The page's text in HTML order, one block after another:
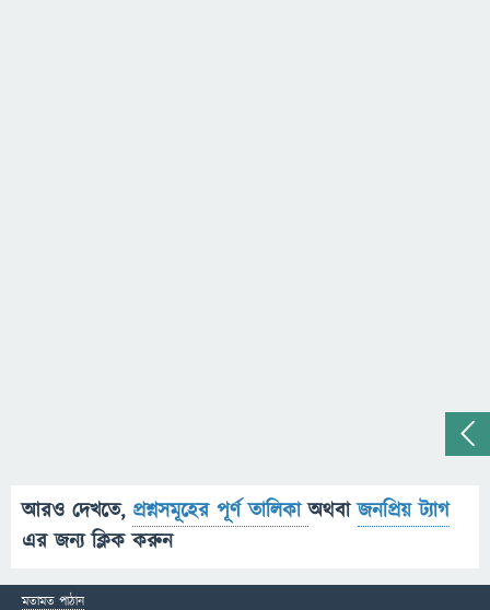
আরও দেখতে, প্রশ্নসমূহের পূর্ণ তালিকাঅথবাজনপ্রিয় ট্যাগ
এর জন্য ক্লিক করুন
মতামত পাঠান